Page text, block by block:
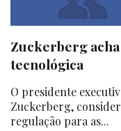
Zuckerberg
tecnológica
O presidente
Zuckerberg,
regulação para as...